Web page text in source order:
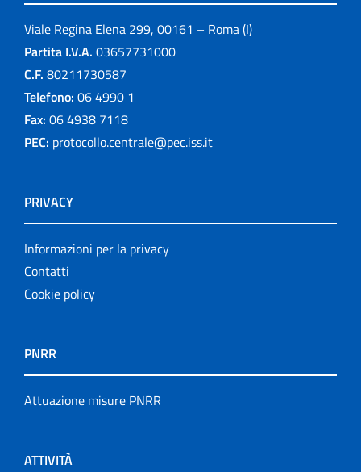
Viale Regina Elena 299, 00161 – Roma (I)
Partita I.V.A. 03657731000
C.F. 80211730587
Telefono: 06 4990 1
Fax: 06 4938 7118
PEC: protocollo.centrale@pec.iss.it
PRIVACY
Informazioni per la privacy
Contatti
Cookie policy
PNRR
Attuazione misure PNRR
ATTIVITÀ